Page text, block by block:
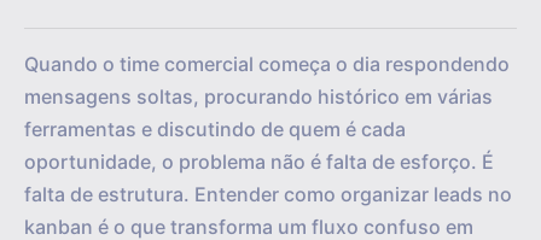
Quando o time comercial começa o dia respondendo
mensagens soltas, procurando histórico em várias
ferramentas e discutindo de quem é cada
oportunidade, o problema não é falta de esforço. É
falta de estrutura. Entender como organizar leads no
kanban é o que transforma um fluxo confuso em